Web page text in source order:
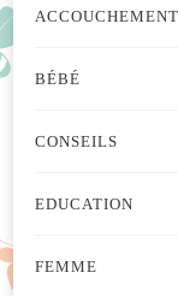
ACCOUCHEMENT
BÉBÉ
CONSEILS
EDUCATION
FEMME